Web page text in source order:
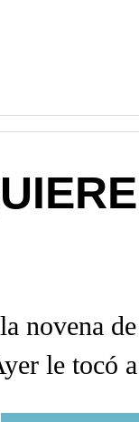
novena
le tocó